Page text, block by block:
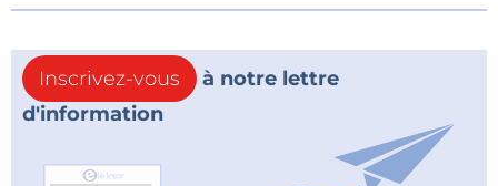
Inscrivez-vous
à notre lettre
d'information